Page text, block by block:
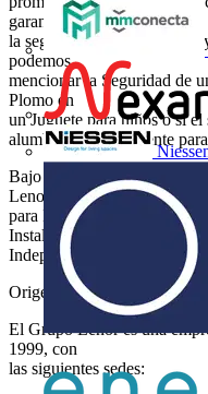
garanticen
la seguridad de las
podemos
mencionar la Seguridad de
Plomo en
un Juguete para niños o si
alumbra adecuadamente
Bajo la consigna de buscar
Lenor
para Ensayar, Calibrar,
Instalaciones, Sistemas y
Independiente, Imparcial,
Origen de la Empresa
El Grupo Lenor es una
1999, con
las siguientes sedes: